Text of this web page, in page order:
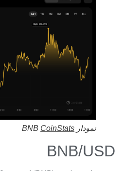
نمودار BNB CoinStats
BNB/USD